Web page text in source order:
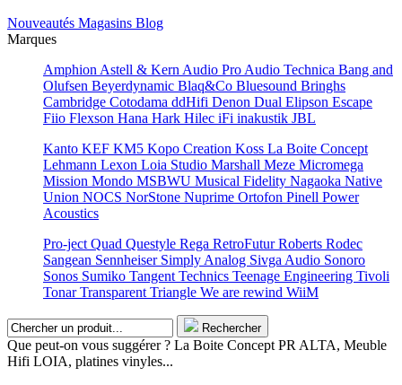
Nouveautés Magasins Blog
Marques
Amphion Astell & Kern Audio Pro Audio Technica Bang and
Olufsen Beyerdynamic Blaq&Co Bluesound Bringhs
Cambridge Cotodama ddHifi Denon Dual Elipson Escape
Fiio Flexson Hana Hark Hilec iFi inakustik JBL
Kanto KEF KM5 Kopo Creation Koss La Boite Concept
Lehmann Lexon Loia Studio Marshall Meze Micromega
Mission Mondo MSBWU Musical Fidelity Nagaoka Native
Union NOCS NorStone Nuprime Ortofon Pinell Power
Acoustics
Pro-ject Quad Questyle Rega RetroFuturRoberts Rodec
Sangean Sennheiser Simply Analog Sivga Audio Sonoro
Sonos Sumiko Tangent Technics Teenage Engineering Tivoli
TonarTransparent Triangle We are rewind WiiM
Rechercher
Que peut-on vous suggérer ? La Boite Concept PR ALTA, Meuble
Hifi LOIA, platines vinyles...